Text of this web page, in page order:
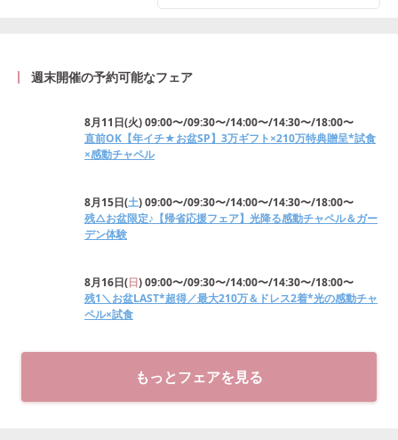
週末開催の予約可能なフェア
8月11日(火)09:00〜/09:30〜/14:00〜/14:30〜/18:00〜
直前OK【年イチ★お盆SP】3万ギフト×210万特典贈呈*試食
×感動チャペル
8月15日(土)09:00〜/09:30〜/14:00〜/14:30〜/18:00〜
残△お盆限定♪【帰省応援フェア】光降る感動チャペル＆ガー
デン体験
8月16日(日)09:00〜/09:30〜/14:00〜/14:30〜/18:00〜
残1＼お盆LAST*超得／最大210万＆ドレス2着*光の感動チャ
ペル×試食
もっとフェアを見る